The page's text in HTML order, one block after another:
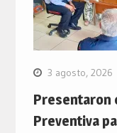
3 agosto, 2026
Presentaron
Preventiva